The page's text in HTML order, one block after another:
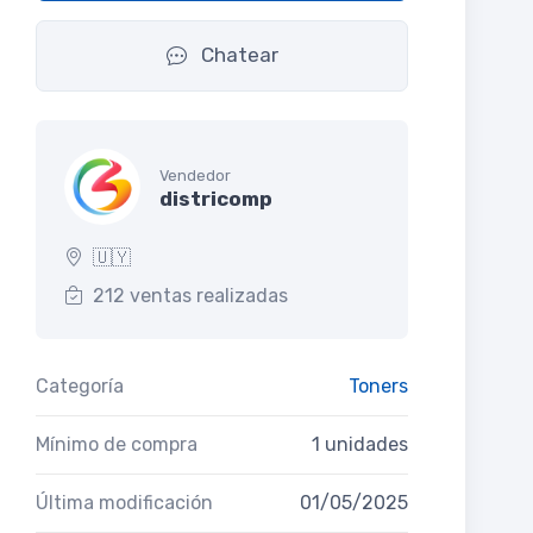
Chatear
Vendedor
districomp
🇺🇾
212 ventas realizadas
Categoría Toners
Mínimo de compra 1 unidades
Última modificación 01/05/2025